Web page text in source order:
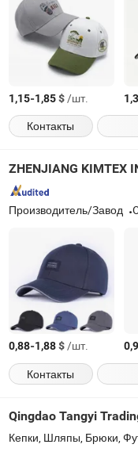
1,15-1,85$/шт.
Контакты
ZHENJIANG KIMTEX
Производитель/Завод
0,88-1,88$/шт.
Контакты
Qingdao Tangyi